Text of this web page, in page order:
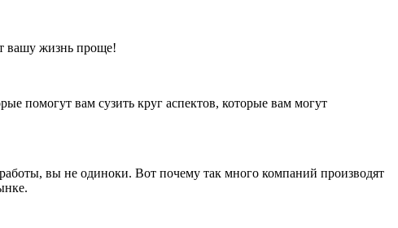
вашу жизнь проще!
помогут вам сузить круг аспектов, которые вам могут
вы не одиноки. Вот почему так много компаний производят